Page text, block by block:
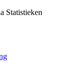
Statistieken